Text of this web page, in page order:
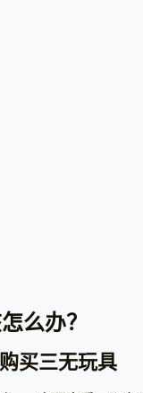
么办？
买三无玩具